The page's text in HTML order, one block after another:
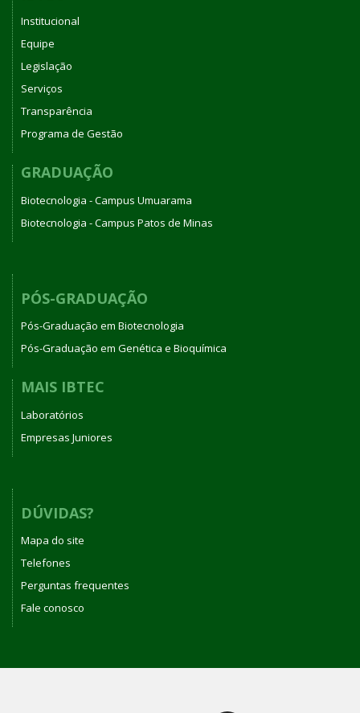
Institucional
Equipe
Legislação
Serviços
Transparência
Programa de Gestão
GRADUAÇÃO
Biotecnologia - Campus Umuarama
Biotecnologia - Campus Patos de Minas
PÓS-GRADUAÇÃO
Pós-Graduação em Biotecnologia
Pós-Graduação em Genética e Bioquímica
MAIS IBTEC
Laboratórios
Empresas Juniores
DÚVIDAS?
Mapa do site
Telefones
Perguntas frequentes
Fale conosco